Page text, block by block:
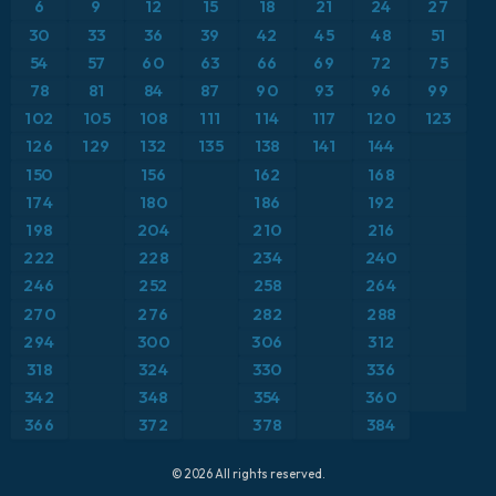
ICON Alemania 2 km
Caribe
Escandinavia
Estados Unidos
Europa
Francia
Grecia
Islandia
Anomalía de temperatura a 850 hPa
CAPE
Precipitación, nubes y presión
Profundidad de nieve
Punto de rocío a 2 m
Ráfagas de Viento Máximas
Ráfagas de viento
6
9 12 15 18 21 24 27
30 33 36 39 42 45 48
51
54
57 60 63 66 69 72 75
78 81 84 87 90 93 96
99
102
105 108 111 114 117 120
123
126
129 132 135 138 141
144
150
156 162
168
174
180 186
192
198
204 210 216
222 228 234 240
246 252 258
264
270
276 282
288
294
300 306
312
318
324 330 336
342 348 354 360
366 372 378 384
© 2026 All rights reserved.